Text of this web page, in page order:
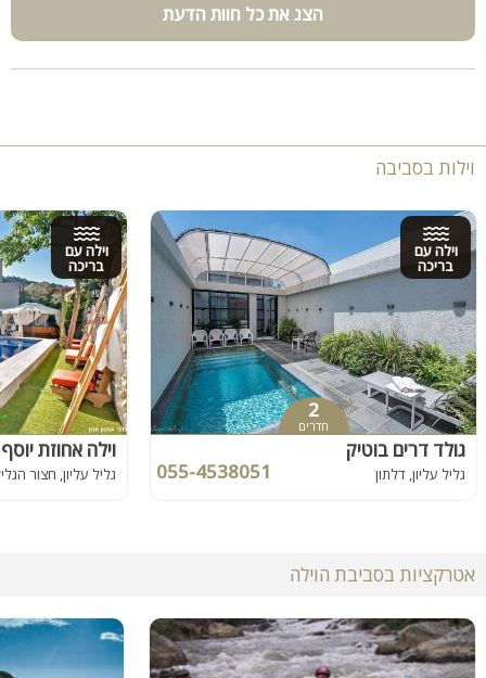
הצג את כל חוות הדעת
וילות בסביבה
וילה עם
בריכה
2
חדרים
גולד דרים בוטיק
גליל עליון, דלתון 055-4538051
וילה עם
בריכה
וילה אחוזת יוסף
גליל עליון, חצור
אטרקציות בסביבת הוילה